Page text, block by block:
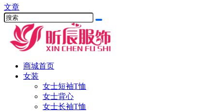
文章
商城首页
女装
女士短袖T恤
女士背心
女士长袖T恤